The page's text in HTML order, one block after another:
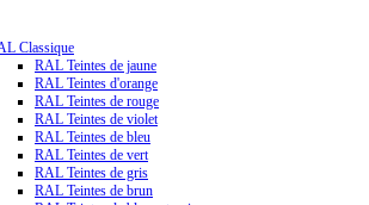
Classique
RAL Teintes de jaune
RAL Teintes d'orange
RAL Teintes de rouge
RAL Teintes de violet
RAL Teintes de bleu
RAL Teintes de vert
RAL Teintes de gris
RAL Teintes de brun